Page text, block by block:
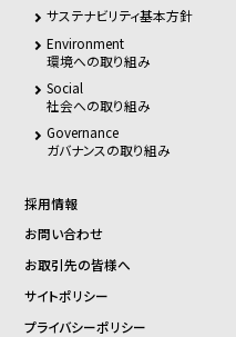
サステナビリティ基本方針
Environment
環境への取り組み
Social
社会への取り組み
Governance
ガバナンスの取り組み
採用情報
お問い合わせ
お取引先の皆様へ
サイトポリシー
プライバシーポリシー